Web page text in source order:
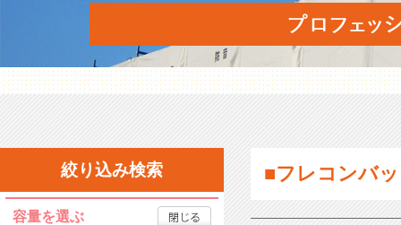
絞り込み検索
容量を選ぶ
■フレコンバ